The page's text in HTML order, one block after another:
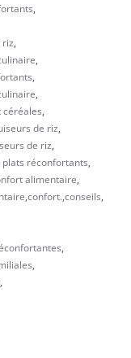
,
riz,
,
,
,
céréales,
de riz,
de riz,
plats réconfortants,
alimentaire,
,confort.,conseils,
,
,
,